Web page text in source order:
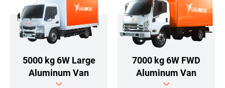
5000 kg 6W Large
Aluminum Van
7000 kg 6W FWD
Aluminum Van